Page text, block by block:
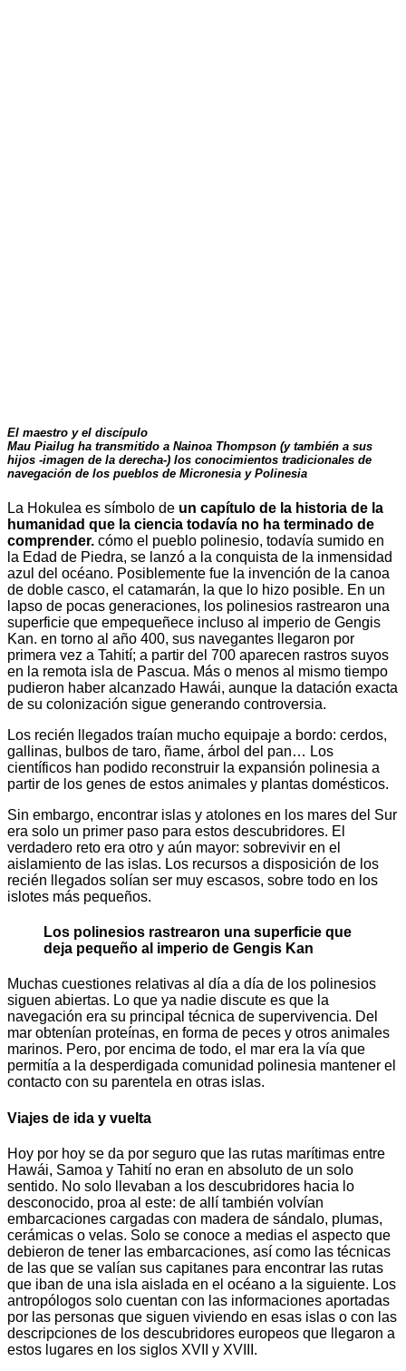
El maestro y el discípulo
Mau Piailug ha transmitido a Nainoa Thompson (y también a sus
hijos -imagen de la derecha-) los conocimientos tradicionales de
navegación de los pueblos de Micronesia y Polinesia
La Hokulea es símbolo de un capítulo de la historia de la
humanidad que la ciencia todavía no ha terminado de
comprender. cómo el pueblo polinesio, todavía sumido en
la Edad de Piedra, se lanzó a la conquista de la inmensidad
azul del océano. Posiblemente fue la invención de la canoa
de doble casco, el catamarán, la que lo hizo posible. En un
lapso de pocas generaciones, los polinesios rastrearon una
superficie que empequeñece incluso al imperio de Gengis
Kan. en torno al año 400, sus navegantes llegaron por
primera vez a Tahití; a partir del 700 aparecen rastros suyos
en la remota isla de Pascua. Más o menos al mismo tiempo
pudieron haber alcanzado Hawái, aunque la datación exacta
de su colonización sigue generando controversia.
Los recién llegados traían mucho equipaje a bordo: cerdos,
gallinas, bulbos de taro, ñame, árbol del pan… Los
científicos han podido reconstruir la expansión polinesia a
partir de los genes de estos animales y plantas domésticos.
Sin embargo, encontrar islas y atolones en los mares del Sur
era solo un primer paso para estos descubridores. El
verdadero reto era otro y aún mayor: sobrevivir en el
aislamiento de las islas. Los recursos a disposición de los
recién llegados solían ser muy escasos, sobre todo en los
islotes más pequeños.
Los polinesios rastrearon una superficie que
deja pequeño al imperio de Gengis Kan
Muchas cuestiones relativas al día a día de los polinesios
siguen abiertas. Lo que ya nadie discute es que la
navegación era su principal técnica de supervivencia. Del
mar obtenían proteínas, en forma de peces y otros animales
marinos. Pero, por encima de todo, el mar era la vía que
permitía a la desperdigada comunidad polinesia mantener el
contacto con su parentela en otras islas.
Viajes de ida y vuelta
Hoy por hoy se da por seguro que las rutas marítimas entre
Hawái, Samoa y Tahití no eran en absoluto de un solo
sentido. No solo llevaban a los descubridores hacia lo
desconocido, proa al este: de allí también volvían
embarcaciones cargadas con madera de sándalo, plumas,
cerámicas o velas. Solo se conoce a medias el aspecto que
debieron de tener las embarcaciones, así como las técnicas
de las que se valían sus capitanes para encontrar las rutas
que iban de una isla aislada en el océano a la siguiente. Los
antropólogos solo cuentan con las informaciones aportadas
por las personas que siguen viviendo en esas islas o con las
descripciones de los descubridores europeos que llegaron a
estos lugares en los siglos XVII y XVIII.